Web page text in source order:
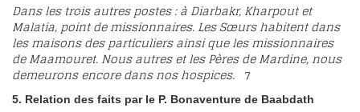
Dans les trois autres postes : à Diarbakr, Kharpout et
Malatia, point de missionnaires. Les Sœurs habitent dans
les maisons des particuliers ainsi que les missionnaires
de Maamouret. Nous autres et les Pères de Mardine, nous
demeurons encore dans nos hospices. 7
5. Relation des faits par le P. Bonaventure de Baabdath